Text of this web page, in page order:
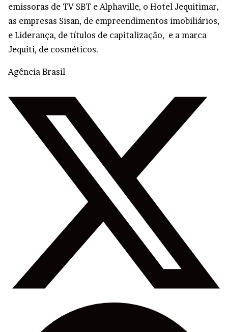
emissoras de TV SBT e Alphaville, o Hotel Jequitimar,
as empresas Sisan, de empreendimentos imobiliários,
e Liderança, de títulos de capitalização, e a marca
Jequiti, de cosméticos.
Agência Brasil